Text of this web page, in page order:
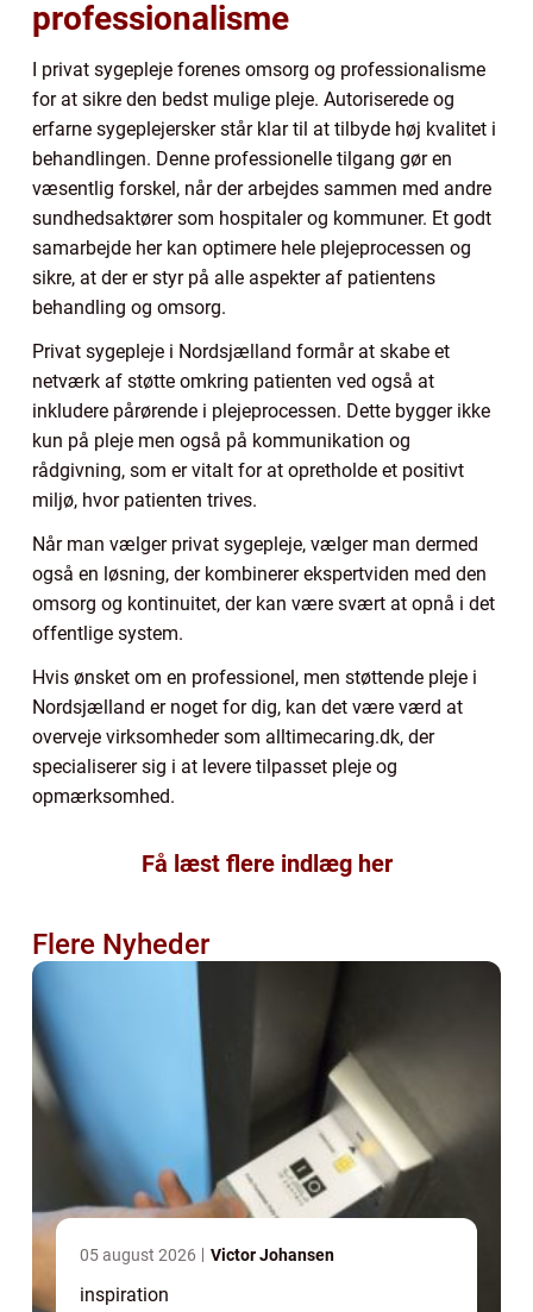
professionalisme
I privat sygepleje forenes omsorg og professionalisme
for at sikre den bedst mulige pleje. Autoriserede og
erfarne sygeplejersker står klar til at tilbyde høj kvalitet i
behandlingen. Denne professionelle tilgang gør en
væsentlig forskel, når der arbejdes sammen med andre
sundhedsaktører som hospitaler og kommuner. Et godt
samarbejde her kan optimere hele plejeprocessen og
sikre, at der er styr på alle aspekter af patientens
behandling og omsorg.
Privat sygepleje i Nordsjælland formår at skabe et
netværk af støtte omkring patienten ved også at
inkludere pårørende i plejeprocessen. Dette bygger ikke
kun på pleje men også på kommunikation og
rådgivning, som er vitalt for at opretholde et positivt
miljø, hvor patienten trives.
Når man vælger privat sygepleje, vælger man dermed
også en løsning, der kombinerer ekspertviden med den
omsorg og kontinuitet, der kan være svært at opnå i det
offentlige system.
Hvis ønsket om en professionel, men støttende pleje i
Nordsjælland er noget for dig, kan det være værd at
overveje virksomheder som alltimecaring.dk, der
specialiserer sig i at levere tilpasset pleje og
opmærksomhed.
Få læst flere indlæg her
Flere Nyheder
05 august 2026 Victor Johansen
inspiration